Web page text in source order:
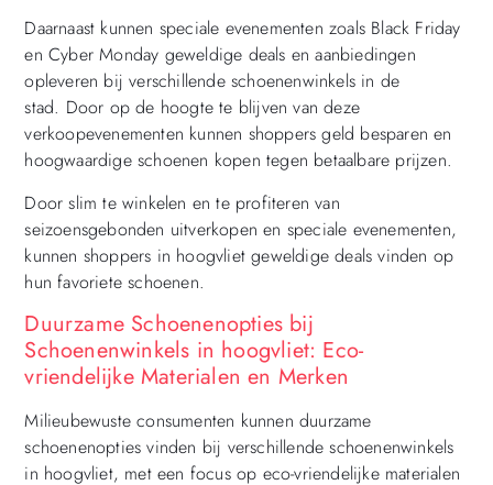
Daarnaast kunnen speciale evenementen zoals Black Friday
en Cyber Monday geweldige deals en aanbiedingen
opleveren bij verschillende schoenenwinkels in de
stad. Door op de hoogte te blijven van deze
verkoopevenementen kunnen shoppers geld besparen en
hoogwaardige schoenen kopen tegen betaalbare prijzen.
Door slim te winkelen en te profiteren van
seizoensgebonden uitverkopen en speciale evenementen,
kunnen shoppers in hoogvliet geweldige deals vinden op
hun favoriete schoenen.
Duurzame Schoenenopties bij
Schoenenwinkels in hoogvliet: Eco-
vriendelijke Materialen en Merken
Milieubewuste consumenten kunnen duurzame
schoenenopties vinden bij verschillende schoenenwinkels
in hoogvliet, met een focus op eco-vriendelijke materialen